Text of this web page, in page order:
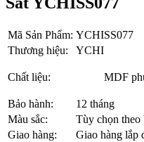
Mã Sản Phẩm: YCHISS077
Thương hiệu:
YCHI
Chất liệu: MDF
Bảo hành:
12 tháng
Màu sắc:
Tùy chọn theo
Giao hàng:
Giao hàng lắp